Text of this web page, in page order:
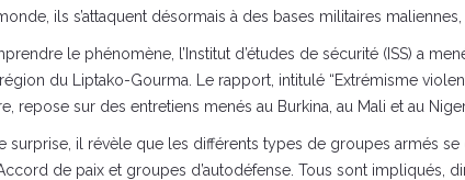
ils s’attaquent désormais à des bases militaires
le phénomène, l’Institut d’études de sécurité (ISS) a
du Liptako-Gourma. Le rapport, intitulé “Extrémisme
repose sur des entretiens menés au Burkina, au Mali et au
surprise, il révèle que les différents types de groupes armés
de paix et groupes d’autodéfense. Tous sont